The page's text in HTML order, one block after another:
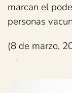
marcan el
personas
(8 de marzo,